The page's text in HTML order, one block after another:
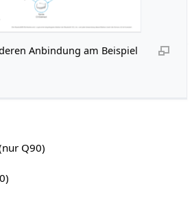
Anbindung am Beispiel
Q90)